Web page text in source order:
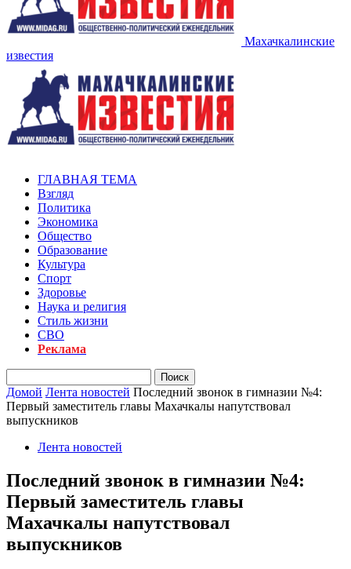
Махачкалинские
известия
ГЛАВНАЯ ТЕМА
Взгляд
Политика
Экономика
Общество
Образование
Культура
Спорт
Здоровье
Наука и религия
Стиль жизни
СВО
Реклама
Домой Лента новостей Последний звонок в гимназии №4:
Первый заместитель главы Махачкалы напутствовал
выпускников
Лента новостей
Последний звонок в гимназии №4:
Первый заместитель главы
Махачкалы напутствовал
выпускников